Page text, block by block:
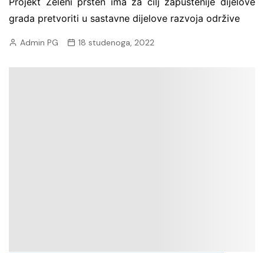
grada pretvoriti u sastavne dijelove razvoja održive
Admin PG 18 studenoga, 2022